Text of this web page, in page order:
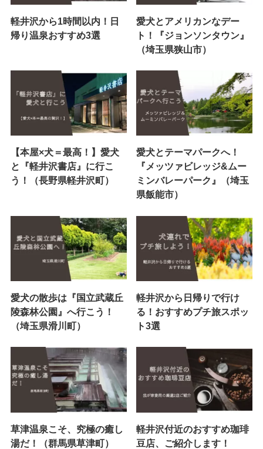
軽井沢から1時間以内！日
帰り温泉おすすめ3選
愛犬とアメリカンなデー
ト！『ジョンソンタウン』
（埼玉県狭山市）
【本屋×犬＝最高！】愛犬
と『軽井沢書店』に行こ
う！（長野県軽井沢町）
愛犬とテーマパークへ！
『メッツァビレッジ&ムー
ミンバレーパーク』（埼玉
県飯能市）
愛犬の散歩は『国立武蔵丘
陵森林公園』へ行こう！
（埼玉県滑川町）
軽井沢から日帰りで行け
る！おすすめプチ旅スポッ
ト3選
草津温泉こそ、究極の癒し
湯だ！（群馬県草津町）
軽井沢付近のおすすめ珈琲
豆店、ご紹介します！